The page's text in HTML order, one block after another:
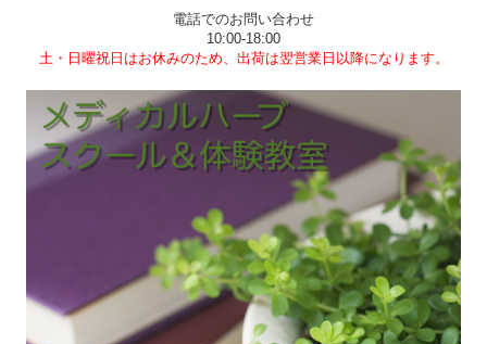
電話でのお問い合わせ
10:00-18:00
土・日曜祝日はお休みのため、出荷は翌営業日以降になります。